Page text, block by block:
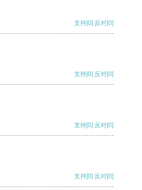
支持[0] 反对[0]
支持[0] 反对[0]
支持[0] 反对[0]
支持[0] 反对[0]